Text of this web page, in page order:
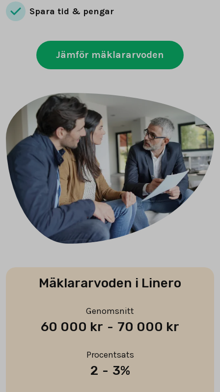
Spara tid & pengar
Jämför mäklararvoden
Mäklararvoden i Linero
Genomsnitt
60 000 kr - 70 000 kr
Procentsats
2 - 3%